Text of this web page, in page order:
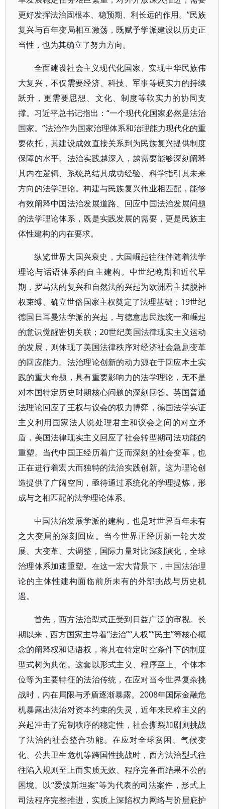
更好发挥法治固根本、稳预期、利长远的作用。”民族
复兴与百年变局相互激荡，既赋予学派建设以历史正
当性，也为其确立了努力方向。
全面建设社会主义现代化国家、实现中华民族伟
大复兴，不仅需要经济、科技、军事等硬实力的持续
跃升，更需要思想、文化、制度等软实力的协同支
撑。习近平总书记指出：“一个现代化国家必然是法治
国家。”法治作为国家治理体系和治理能力现代化的重
要依托，其建设成效直接关系到为民族复兴提供制度
保障的水平。法治实践越深入，越需要能够深刻阐释
其内在逻辑、系统总结其成功经验、科学指引其未来
方向的法学理论。构建与民族复兴伟业相匹配，能够
有效阐释中国法治发展道路、回应中国法治发展问题
的法学理论体系，既是实践发展的需要，更是民族主
体性建构的内在要求。
纵览世界大国兴衰史，大国崛起往往伴随着法学
理论与话语体系的自主建构。中世纪晚期和近代早
期，罗马法的复兴和自然法的兴起为欧洲君主摆脱神
权束缚、确立世俗国家主权奠定了法理基础；19世纪
德国日耳曼法学派的兴起，与德意志民族统一和崛起
的意识觉醒密切关联；20世纪美国法律现实主义运动
的发展，则体现了美国法律秩序对经济社会急剧变革
的回应能力。法治理论创新的动力源在于回应本土实
践的重大命题，具有重要影响力的法学理论，无不是
对本国特定历史时期核心问题的深刻回答。英国普通
法理论回应了王权与议会的权力博弈，德国法学实证
主义利用国家法人说处理君主和议会之间的对立矛
盾，美国法律现实主义回应了社会转型期司法功能的
重塑。当代中国正经历着广泛而深刻的社会变革，也
正在进行着宏大而独特的法治实践创新。这为理论创
造提供了广阔空间，亟待通过系统化的学理提炼，形
成与之相匹配的法学理论体系。
中国法治发展学派的建构，也是对世界百年未有
之大变局的深刻回应。当今世界正经历新一轮大发
展、大变革、大调整，国际力量对比深刻演化，全球
治理体系加速重塑。在这一宏大背景下，中国法治理
论的主体性建构面临前所未有的外部挑战与历史机
遇。
首先，西方法治型式正受到日益广泛的审视。长
期以来，西方国家主导着“法治”“人权”“民主”等核心概
念的阐释权和话语权，将其在特定时空条件下的制度
型式树为典范。这套以形式主义、程序至上、个体本
位等为主要特征的法治传统，在应对当今世界复杂挑
战时，内在局限与矛盾逐渐暴露。2008年国际金融危
机暴露出法治对资本约束的失灵，近年来民粹主义的
兴起冲击了宪制秩序的稳定性，社会撕裂加剧则挑战
了法治的社会整合功能。在应对全球贫困、气候变
化、公共卫生危机等跨国性挑战时，西方法治型式往
往陷入规则至上而实质无效、程序完备而结果不公的
困境。以“爱泼斯坦案”等为代表的司法案件，形式上
司法程序完整推进，实质上深陷权力网络与阶层庇护